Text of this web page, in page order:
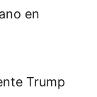
en
Trump